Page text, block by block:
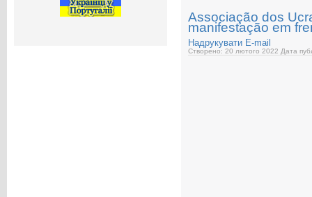
Associação dos
manifestação em
Надрукувати E-mail
Створено: 20 лютого 2022 Дата